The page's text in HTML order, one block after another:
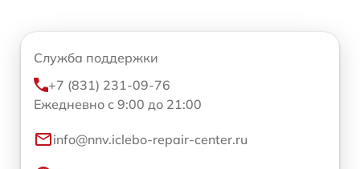
Служба поддержки
+7 (831) 231-09-76
Ежедневно с 9:00 до 21:00
info@nnv.iclebo-repair-center.ru